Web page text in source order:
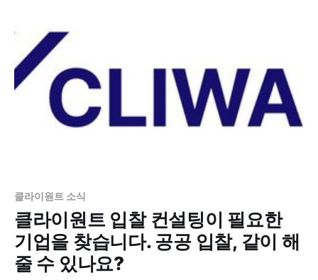
클라이원트 소식
클라이원트 입찰 컨설팅이 필요한
기업을 찾습니다. 공공 입찰, 같이 해
줄 수 있나요?